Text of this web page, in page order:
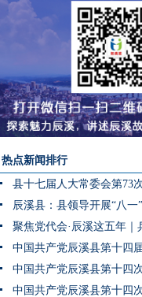
热点新闻排行
县十七届人大常委会第73
辰溪县：县领导开展“八一